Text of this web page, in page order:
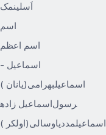
اَسلینمک
اسم
اسم اعظم
- اسماعیل
( اسماعیلبهرامی(یانان
اسماعیل زاده‎رسول
( اسماعیلمددیاوسالی(اولکر